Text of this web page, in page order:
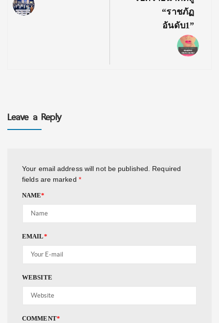
“ราชภัฏ
อันดับ1”
Leave a Reply
Your email address will not be published.
Required
fields are marked *
NAME*
EMAIL*
WEBSITE
COMMENT*